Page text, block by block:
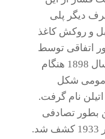
دیگر پلی
و روکش کاغذ
اتفاقی توسط
شیمیدان آلمانی سنتز شد. او در سال 1898 هنگام
مومی شکل
نام گرفت.
بطور تصادفی
توسط و ( از شیمیدان‌های ICI ) در 1933 کشف شد.